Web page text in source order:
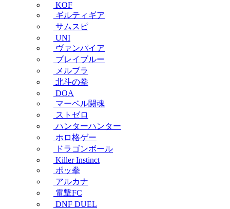
KOF
ギルティギア
サムスピ
UNI
ヴァンパイア
ブレイブルー
メルブラ
北斗の拳
DOA
マーベル闘魂
ストゼロ
ハンターハンター
ホロ格ゲー
ドラゴンボール
Killer Instinct
ポッ拳
アルカナ
電撃FC
DNF DUEL